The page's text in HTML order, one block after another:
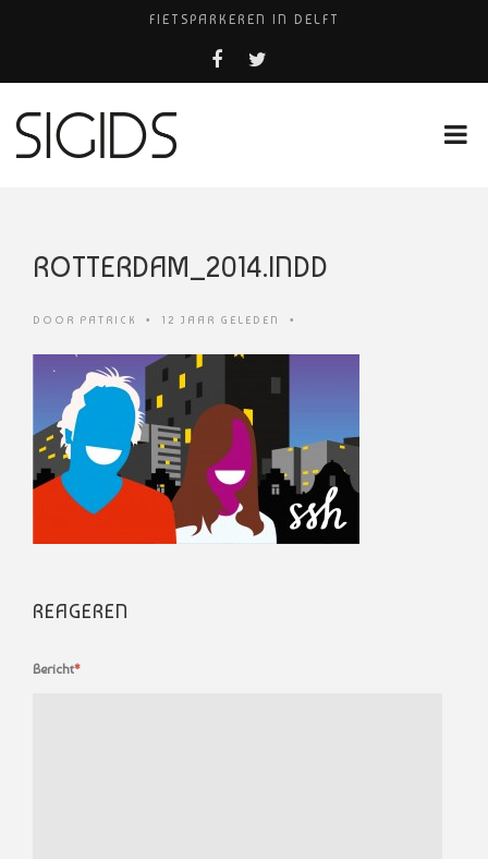
FIETSPARKEREN IN DELFT
PIZZERIA POMPEÏ ￼
BELEEF DE MAGIE VAN FILM BIJ KINEPOLIS
ROTTERDAM_2014.INDD
DOOR PATRICK • 12 JAAR GELEDEN •
REAGEREN
Bericht*